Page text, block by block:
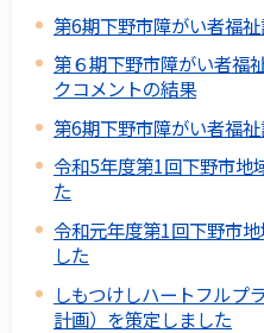
第6期下野市障がい者福
第６期下野市障がい者福
クコメントの結果
第6期下野市障がい者福
令和5年度第1回下野市地
た
令和元年度第1回下野市
した
しもつけしハートフルプ
計画）を策定しました